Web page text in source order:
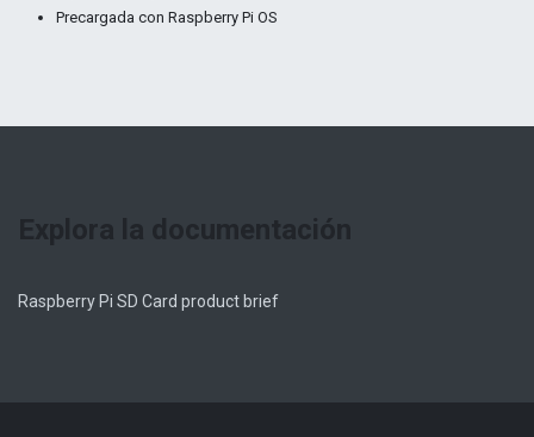
Precargada con Raspberry Pi OS
Explora la documentación
Raspberry Pi SD Card product brief